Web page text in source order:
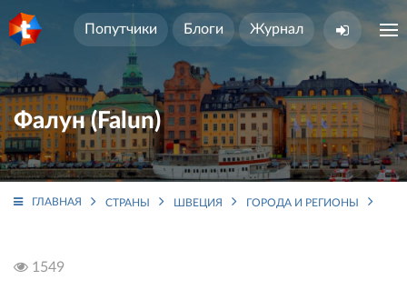
Попутчики Блоги Журнал
Фалун (Falun)
ГЛАВНАЯ СТРАНЫ ШВЕЦИЯ ГОРОДА И РЕГИОНЫ
1549